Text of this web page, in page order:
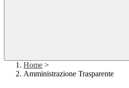
Home >
Amministrazione Trasparente